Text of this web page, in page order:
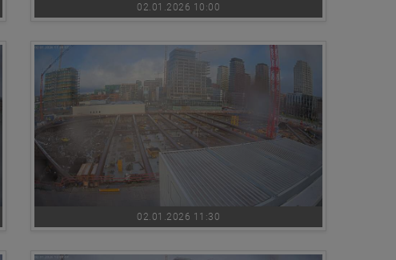
02.01.2026 10:00
02.01.2026 11:30